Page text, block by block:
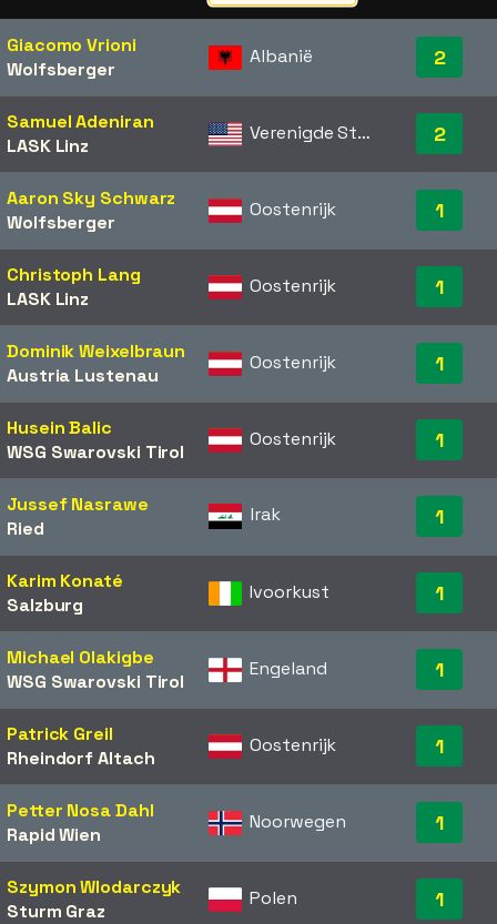
Giacomo Vrioni
Wolfsberger
Albanië 2
Samuel Adeniran
LASK Linz
Verenigde Staten 2
Aaron Sky Schwarz
Wolfsberger
Oostenrijk 1
Christoph Lang
LASK Linz
Oostenrijk 1
Dominik Weixelbraun
Austria Lustenau
Oostenrijk 1
Husein Balic
WSG Swarovski Tirol
Oostenrijk 1
Jussef Nasrawe
Ried
Irak 1
Karim Konaté
Salzburg
Ivoorkust 1
Michael Olakigbe
WSG Swarovski Tirol
Engeland 1
Patrick Greil
Rheindorf Altach
Oostenrijk 1
Petter Nosa Dahl
Rapid Wien
Noorwegen 1
Szymon Wlodarczyk
Sturm Graz
Polen 1